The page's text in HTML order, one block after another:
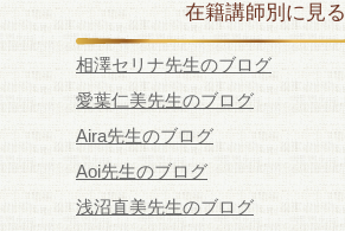
在籍講師別に見る
相澤セリナ先生のブログ
愛葉仁美先生のブログ
Aira先生のブログ
Aoi先生のブログ
浅沼直美先生のブログ